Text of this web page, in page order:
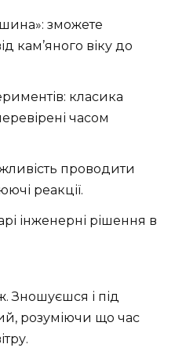
зможете
кам’яного віку до
класика
часом
проводити
реакції.
інженерні рішення в
Зношуєшся і під
розуміючи що час